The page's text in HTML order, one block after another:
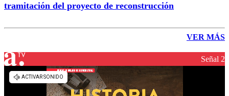
tramitación del proyecto de reconstrucción
VER MÁS
Señal 2